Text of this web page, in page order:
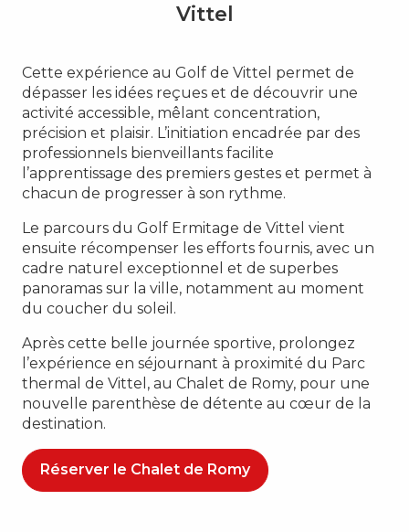
Vittel
Cette expérience au Golf de Vittel permet de
dépasser les idées reçues et de découvrir une
activité accessible, mêlant concentration,
précision et plaisir. L’initiation encadrée par des
professionnels bienveillants facilite
l’apprentissage des premiers gestes et permet à
chacun de progresser à son rythme.
Le parcours du Golf Ermitage de Vittel vient
ensuite récompenser les efforts fournis, avec un
cadre naturel exceptionnel et de superbes
panoramas sur la ville, notamment au moment
du coucher du soleil.
Après cette belle journée sportive, prolongez
l’expérience en séjournant à proximité du Parc
thermal de Vittel, au Chalet de Romy, pour une
nouvelle parenthèse de détente au cœur de la
destination.
Réserver le Chalet de Romy